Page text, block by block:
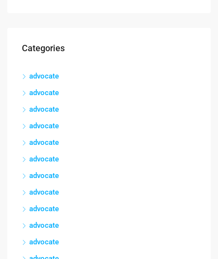
Categories
advocate
advocate
advocate
advocate
advocate
advocate
advocate
advocate
advocate
advocate
advocate